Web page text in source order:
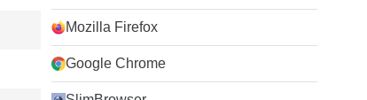
Mozilla Firefox
Google Chrome